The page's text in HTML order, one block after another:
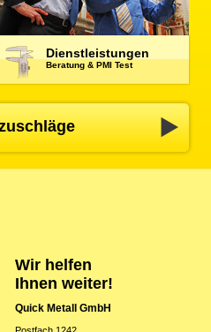
Dienstleistungen
Beratung & PMI Test
Wir helfen
Ihnen weiter!
Quick Metall GmbH